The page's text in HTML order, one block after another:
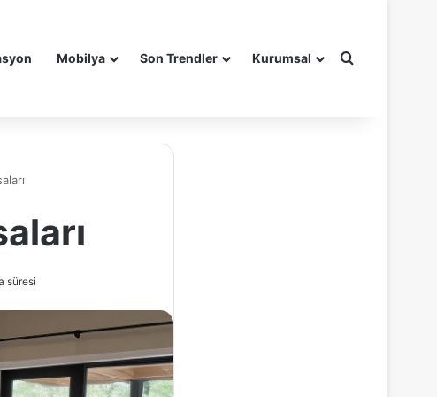
Mobilya Son Trendler Kurumsal Arama yap
süresi